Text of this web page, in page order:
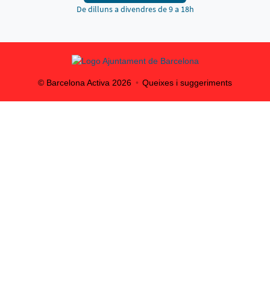
De dilluns a divendres de 9 a 18h
© Barcelona Activa 2026 Queixes i suggeriments